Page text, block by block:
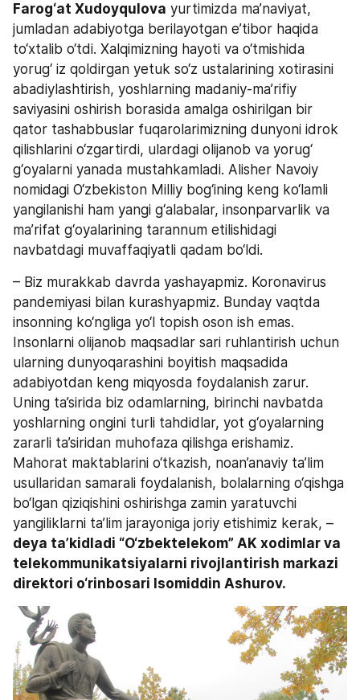
Farog‘at Xudoyqulova yurtimizda ma’naviyat,
jumladan adabiyotga berilayotgan e’tibor haqida
to‘xtalib o‘tdi. Xalqimizning hayoti va o‘tmishida
yorug‘ iz qoldirgan yetuk so‘z ustalarining xotirasini
abadiylashtirish, yoshlarning madaniy-ma’rifiy
saviyasini oshirish borasida amalga oshirilgan bir
qator tashabbuslar fuqarolarimizning dunyoni idrok
qilishlarini o‘zgartirdi, ulardagi olijanob va yorug‘
g‘oyalarni yanada mustahkamladi. Alisher Navoiy
nomidagi O‘zbekiston Milliy bog‘ining keng ko‘lamli
yangilanishi ham yangi g‘alabalar, insonparvarlik va
ma’rifat g‘oyalarining tarannum etilishidagi
navbatdagi muvaffaqiyatli qadam bo‘ldi.
– Biz murakkab davrda yashayapmiz. Koronavirus
pandemiyasi bilan kurashyapmiz. Bunday vaqtda
insonning ko‘ngliga yo‘l topish oson ish emas.
Insonlarni olijanob maqsadlar sari ruhlantirish uchun
ularning dunyoqarashini boyitish maqsadida
adabiyotdan keng miqyosda foydalanish zarur.
Uning ta’sirida biz odamlarning, birinchi navbatda
yoshlarning ongini turli tahdidlar, yot g‘oyalarning
zararli ta’siridan muhofaza qilishga erishamiz.
Mahorat maktablarini o‘tkazish, noan’anaviy ta’lim
usullaridan samarali foydalanish, bolalarning o‘qishga
bo‘lgan qiziqishini oshirishga zamin yaratuvchi
deya ta’kidladi “O‘zbektelekom” AK xodimlar va
telekommunikatsiyalarni rivojlantirish markazi
direktori o‘rinbosari Isomiddin Ashurov.